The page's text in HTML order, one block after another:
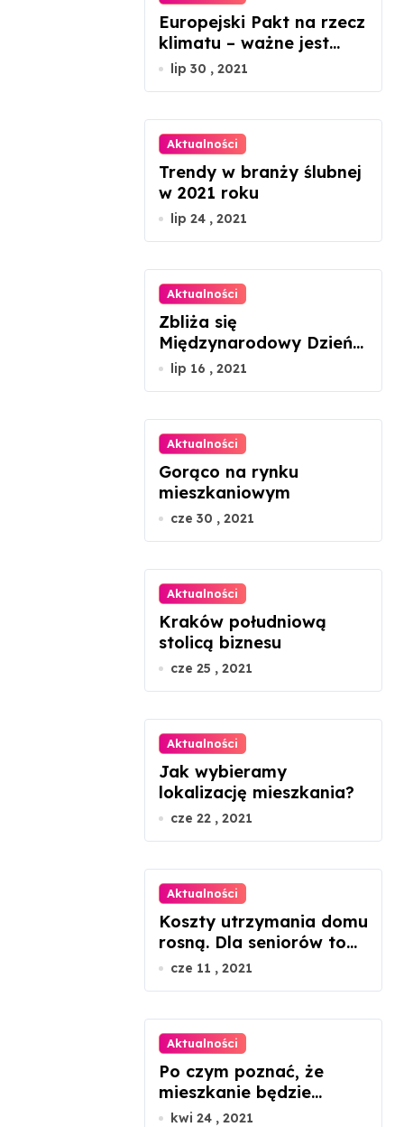
Europejski Pakt na rzecz
klimatu – ważne jest
zaangażowanie każdego
lip 30 , 2021
Aktualności
Trendy w branży ślubnej
w 2021 roku
lip 24 , 2021
Aktualności
Zbliża się
Międzynarodowy Dzień
Szachów
lip 16 , 2021
Aktualności
Gorąco na rynku
mieszkaniowym
cze 30 , 2021
Aktualności
Kraków południową
stolicą biznesu
cze 25 , 2021
Aktualności
Jak wybieramy
lokalizację mieszkania?
cze 22 , 2021
Aktualności
Koszty utrzymania domu
rosną. Dla seniorów to
dramat
cze 11 , 2021
Aktualności
Po czym poznać, że
mieszkanie będzie
ustawne, patrząc tylko
kwi 24 , 2021